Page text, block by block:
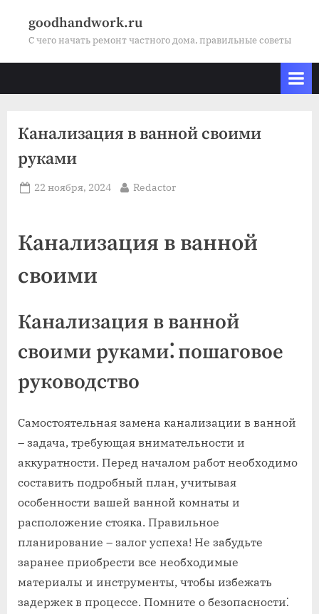
goodhandwork.ru
С чего начать ремонт частного дома, правильные советы
Канализация в ванной своими
руками
Posted
22 ноября, 2024 By
Redactor
Канализация в ванной
своими
Канализация в ванной
своими руками⁚ пошаговое
руководство
Самостоятельная замена канализации в ванной
– задача‚ требующая внимательности и
аккуратности. Перед началом работ необходимо
составить подробный план‚ учитывая
особенности вашей ванной комнаты и
расположение стояка. Правильное
планирование – залог успеха! Не забудьте
заранее приобрести все необходимые
материалы и инструменты‚ чтобы избежать
задержек в процессе. Помните о безопасности⁚